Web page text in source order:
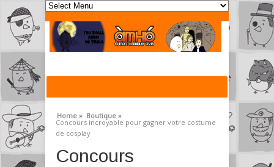
Home » Boutique »
Concours incroyable pour gagner votre costume
de cosplay
Concours